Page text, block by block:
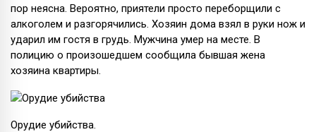
пор неясна. Вероятно, приятели просто переборщили с
алкоголем и разгорячились. Хозяин дома взял в руки нож и
ударил им гостя в грудь. Мужчина умер на месте. В
полицию о произошедшем сообщила бывшая жена
хозяина квартиры.
Орудие убийства.